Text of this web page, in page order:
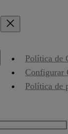
Política de
Configurar
Política de